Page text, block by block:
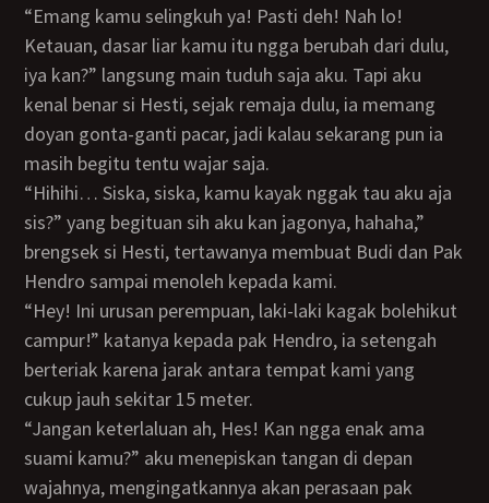
“emang kamu selingkuh ya! Pasti deh! Nah lo!
Ketauan, dasar liar kamu itu ngga berubah dari dulu,
iya kan?” langsung main tuduh saja aku. Tapi aku
kenal benar si Hesti, sejak remaja dulu, ia memang
doyan gonta-ganti pacar, jadi kalau sekarang pun ia
masih begitu tentu wajar saja.
“hihihi… Siska, siska, kamu kayak nggak tau aku aja
sis?” yang begituan sih aku kan jagonya, hahaha,”
brengsek si Hesti, tertawanya membuat Budi dan Pak
Hendro sampai menoleh kepada kami.
“Hey! Ini urusan perempuan, laki-laki kagak bolehikut
campur!” katanya kepada pak Hendro, ia setengah
berteriak karena jarak antara tempat kami yang
cukup jauh sekitar 15 meter.
“Jangan keterlaluan ah, Hes! Kan ngga enak ama
suami kamu?” aku menepiskan tangan di depan
wajahnya, mengingatkannya akan perasaan pak